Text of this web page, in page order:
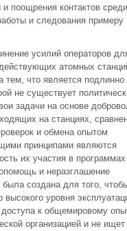
поощрения контактов среди
и следования примеру
усилий операторов
атомных
что является подлинно
не существует
задачи на основе
на станциях,
и обмена опытом
принципами являются
их участия в программах
и неразглашение
создана для того,
уровня
к общемировому
организацией и не ищет